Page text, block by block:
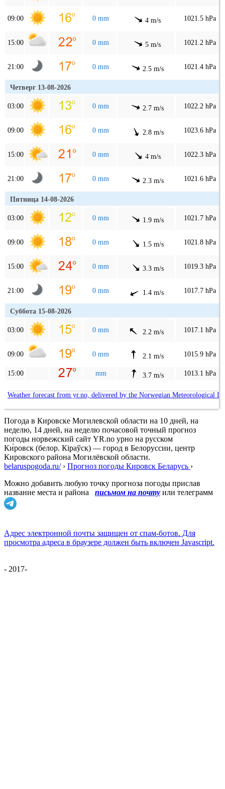
09:00 0 mm 4 m/s 1021.5 hPa
15:00 0 mm 5 m/s 1021.2 hPa
21:00 0 mm 2.5 m/s 1021.4 hPa
Четверг 13-08-2026
03:00 0 mm 2.7 m/s 1022.2 hPa
09:00 0 mm 2.8 m/s 1023.6 hPa
15:00 0 mm 4 m/s 1022.3 hPa
21:00 0 mm 2.3 m/s 1021.6 hPa
Пятница 14-08-2026
03:00 0 mm 1.9 m/s 1021.7 hPa
09:00 0 mm 1.5 m/s 1021.8 hPa
15:00 0 mm 3.3 m/s 1019.3 hPa
21:00 0 mm 1.4 m/s 1017.7 hPa
Суббота 15-08-2026
03:00 0 mm 2.2 m/s 1017.1 hPa
09:00 0 mm 2.1 m/s 1015.9 hPa
15:00 mm 3.7 m/s 1013.1 hPa
Weather forecast from yr.no, delivered by the Norwegian Meteorological
Погода в Кировске Могилевской области на 10 дней, на
неделю, 14 дней, на неделю почасовой точный прогноз
погоды норвежский сайт YR.no урно на русском
Ки́ровск (белор. Кіраўск) — город в Белоруссии, центр
Кировского района Могилёвской области.
belaruspogoda.ru/› Прогноз погоды Кировск Беларусь ›
Можно добавить любую точку прогноза погоды прислав
название места и района
письмом на почту или телеграмм
Адрес электронной почты защищен от спам-ботов. Для
просмотра адреса в браузере должен быть включен Javascript.
- 2017-